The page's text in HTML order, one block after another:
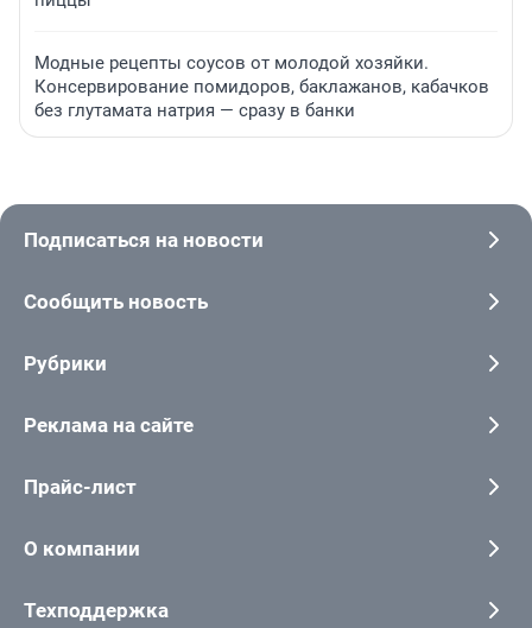
Модные рецепты соусов от молодой хозяйки.
Консервирование помидоров, баклажанов, кабачков
без глутамата натрия — сразу в банки
Подписаться на новости
Сообщить новость
Рубрики
Реклама на сайте
Прайс-лист
О компании
Техподдержка